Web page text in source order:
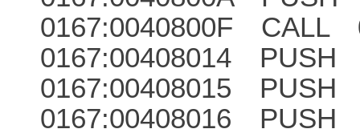
0167:0040800F CALL
0167:00408014 PUSH
0167:00408015 PUSH
0167:00408016 PUSH